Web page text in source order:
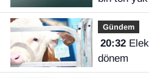
Gündem
20:32Elektronik küpede yeni
dönem